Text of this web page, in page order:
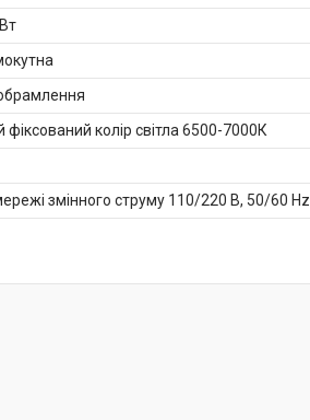
фіксований колір світла 6500-7000К
змінного струму 110/220 В, 50/60 Hz